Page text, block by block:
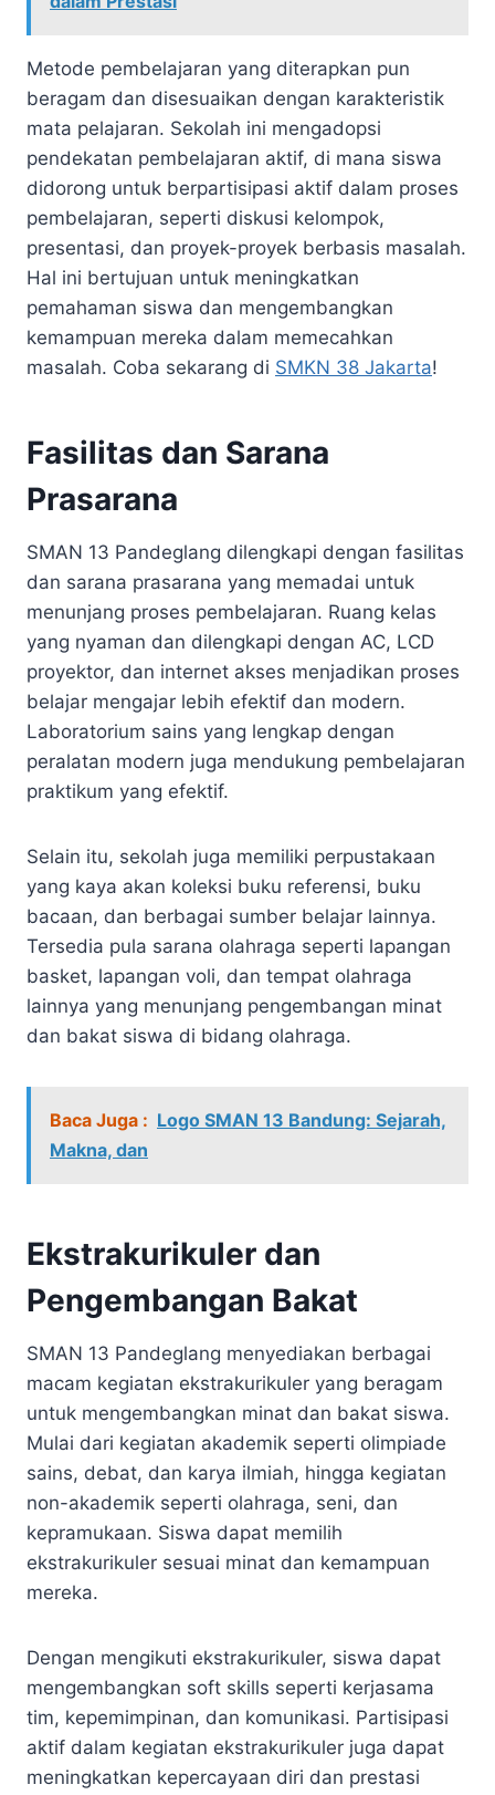
Metode pembelajaran yang diterapkan pun
beragam dan disesuaikan dengan karakteristik
mata pelajaran. Sekolah ini mengadopsi
pendekatan pembelajaran aktif, di mana siswa
didorong untuk berpartisipasi aktif dalam proses
pembelajaran, seperti diskusi kelompok,
presentasi, dan proyek-proyek berbasis masalah.
Hal ini bertujuan untuk meningkatkan
pemahaman siswa dan mengembangkan
kemampuan mereka dalam memecahkan
masalah. Coba sekarang di SMKN 38 Jakarta!
Fasilitas dan Sarana
Prasarana
SMAN 13 Pandeglang dilengkapi dengan fasilitas
dan sarana prasarana yang memadai untuk
menunjang proses pembelajaran. Ruang kelas
yang nyaman dan dilengkapi dengan AC, LCD
proyektor, dan internet akses menjadikan proses
belajar mengajar lebih efektif dan modern.
Laboratorium sains yang lengkap dengan
peralatan modern juga mendukung pembelajaran
praktikum yang efektif.
Selain itu, sekolah juga memiliki perpustakaan
yang kaya akan koleksi buku referensi, buku
bacaan, dan berbagai sumber belajar lainnya.
Tersedia pula sarana olahraga seperti lapangan
basket, lapangan voli, dan tempat olahraga
lainnya yang menunjang pengembangan minat
dan bakat siswa di bidang olahraga.
Baca Juga : Logo SMAN 13 Bandung: Sejarah,
Makna, dan
Ekstrakurikuler dan
Pengembangan Bakat
SMAN 13 Pandeglang menyediakan berbagai
macam kegiatan ekstrakurikuler yang beragam
untuk mengembangkan minat dan bakat siswa.
Mulai dari kegiatan akademik seperti olimpiade
sains, debat, dan karya ilmiah, hingga kegiatan
non-akademik seperti olahraga, seni, dan
kepramukaan. Siswa dapat memilih
ekstrakurikuler sesuai minat dan kemampuan
mereka.
Dengan mengikuti ekstrakurikuler, siswa dapat
mengembangkan soft skills seperti kerjasama
tim, kepemimpinan, dan komunikasi. Partisipasi
aktif dalam kegiatan ekstrakurikuler juga dapat
meningkatkan kepercayaan diri dan prestasi